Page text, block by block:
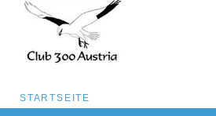
Pfadnavigation
STARTSEITE